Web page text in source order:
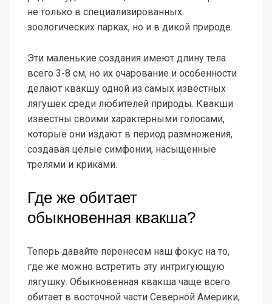
не только в специализированных
зоологических парках, но и в дикой природе.
Эти маленькие создания имеют длину тела
всего 3-8 см, но их очарование и особенности
делают квакшу одной из самых известных
лягушек среди любителей природы. Квакши
известны своими характерными голосами,
которые они издают в период размножения,
создавая целые симфонии, насыщенные
трелями и криками.
Где же обитает
обыкновенная квакша?
Теперь давайте перенесем наш фокус на то,
где же можно встретить эту интригующую
лягушку. Обыкновенная квакша чаще всего
обитает в восточной части Северной Америки,